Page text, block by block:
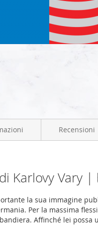
Karlovy
la sua immagine
Per la massima
Affinché lei
Recensioni